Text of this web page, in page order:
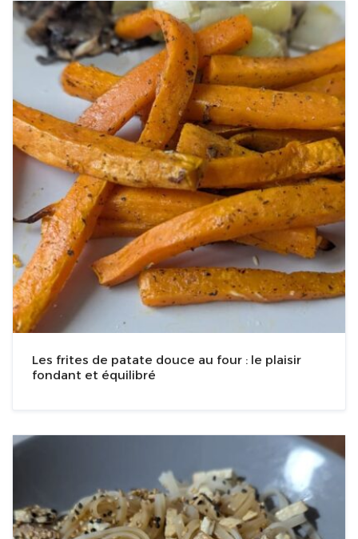
Les frites de patate douce au four : le plaisir
fondant et équilibré